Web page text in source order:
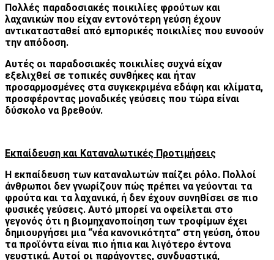
Πολλές παραδοσιακές ποικιλίες φρούτων και
λαχανικών που είχαν εντονότερη γεύση έχουν
αντικατασταθεί από εμπορικές ποικιλίες που ευνοούν
την απόδοση.
Αυτές οι παραδοσιακές ποικιλίες συχνά είχαν
εξελιχθεί σε τοπικές συνθήκες και ήταν
προσαρμοσμένες στα συγκεκριμένα εδάφη και κλίματα,
προσφέροντας μοναδικές γεύσεις που τώρα είναι
δύσκολο να βρεθούν.
Εκπαίδευση και Καταναλωτικές Προτιμήσεις
Η εκπαίδευση των καταναλωτών παίζει ρόλο. Πολλοί
άνθρωποι δεν γνωρίζουν πώς πρέπει να γεύονται τα
φρούτα και τα λαχανικά, ή δεν έχουν συνηθίσει σε πιο
φυσικές γεύσεις. Αυτό μπορεί να οφείλεται στο
γεγονός ότι η βιομηχανοποίηση των τροφίμων έχει
δημιουργήσει μια “νέα κανονικότητα” στη γεύση, όπου
τα προϊόντα είναι πιο ήπια και λιγότερο έντονα
γευστικά. Αυτοί οι παράγοντες, συνδυαστικά,